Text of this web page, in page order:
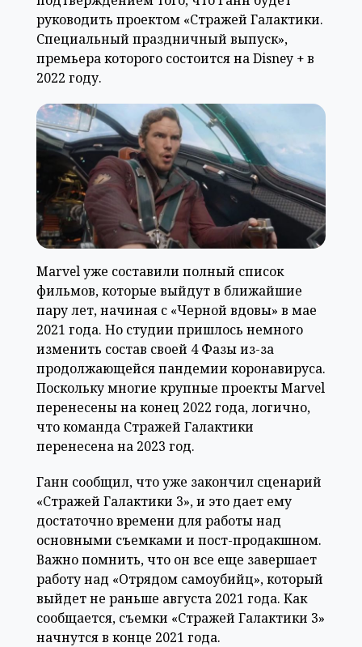
руководить проектом «Стражей Галактики.
Специальный праздничный выпуск»,
премьера которого состоится на Disney + в
2022 году.
Marvel уже составили полный список
фильмов, которые выйдут в ближайшие
пару лет, начиная с «Черной вдовы» в мае
2021 года. Но студии пришлось немного
изменить состав своей 4 Фазы из-за
продолжающейся пандемии коронавируса.
Поскольку многие крупные проекты Marvel
перенесены на конец 2022 года, логично,
что команда Стражей Галактики
перенесена на 2023 год.
Ганн сообщил, что уже закончил сценарий
«Стражей Галактики 3», и это дает ему
достаточно времени для работы над
основными съемками и пост-продакшном.
Важно помнить, что он все еще завершает
работу над «Отрядом самоубийц», который
выйдет не раньше августа 2021 года. Как
сообщается, съемки «Стражей Галактики 3»
начнутся в конце 2021 года.